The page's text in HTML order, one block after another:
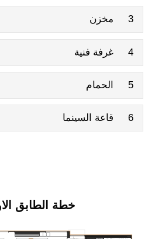
3 مخزن
4 غرفة فنية
5 الحمام
6 قاعة السينما
خطة الطابق